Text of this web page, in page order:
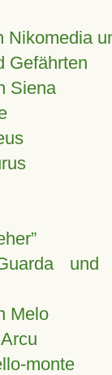
Nikomedia
Gefährten
Siena
und
Melo
monte